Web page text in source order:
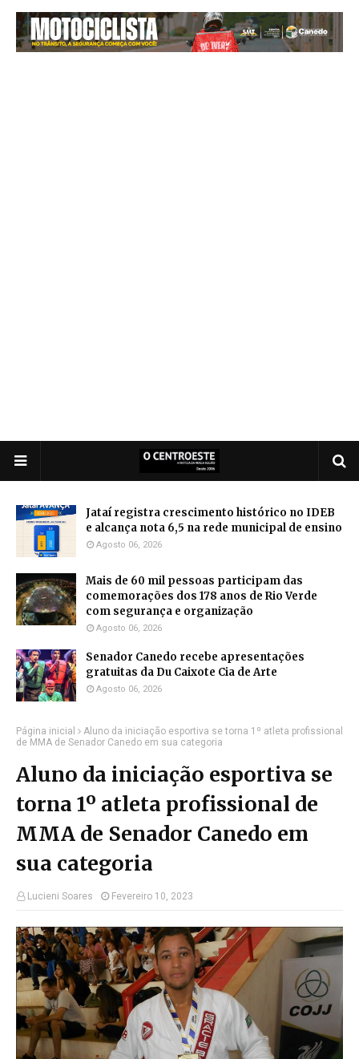
Jataí registra crescimento histórico no IDEB
e alcança nota 6,5 na rede municipal de ensino
Agosto 06, 2026
Mais de 60 mil pessoas participam das
comemorações dos 178 anos de Rio Verde
com segurança e organização
Agosto 06, 2026
Senador Canedo recebe apresentações
gratuitas da Du Caixote Cia de Arte
Agosto 06, 2026
Página inicial
Aluno da iniciação esportiva se torna 1º atleta profissional
de MMA de Senador Canedo em sua categoria
Aluno da iniciação esportiva se
torna 1º atleta profissional de
MMA de Senador Canedo em
sua categoria
Lucieni Soares Fevereiro 10, 2023